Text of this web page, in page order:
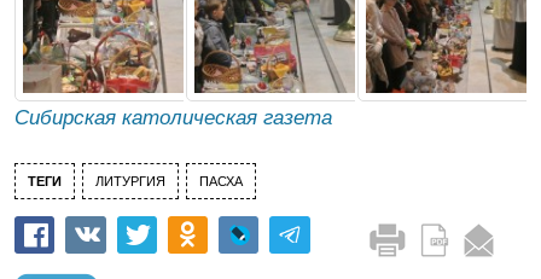
Сибирская католическая газета
ТЕГИ ЛИТУРГИЯ ПАСХА